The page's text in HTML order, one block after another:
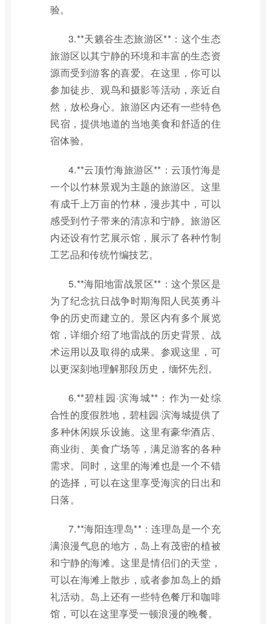
验。
3.**天籁谷生态旅游区**：这个生态
旅游区以其宁静的环境和丰富的生态资
源而受到游客的喜爱。在这里，你可以
参加徒步、观鸟和摄影等活动，亲近自
然，放松身心。旅游区内还有一些特色
民宿，提供地道的当地美食和舒适的住
宿体验。
4.**云顶竹海旅游区**：云顶竹海是
一个以竹林景观为主题的旅游区。这里
有成千上万亩的竹林，漫步其中，可以
感受到竹子带来的清凉和宁静。旅游区
内还设有竹艺展示馆，展示了各种竹制
工艺品和传统竹编技艺。
5.**海阳地雷战景区**：这个景区是
为了纪念抗日战争时期海阳人民英勇斗
争的历史而建立的。景区内有多个展览
馆，详细介绍了地雷战的历史背景、战
术运用以及取得的成果。参观这里，可
以更深刻地理解那段历史，缅怀先烈。
6.**碧桂园·滨海城**：作为一处综
合性的度假胜地，碧桂园·滨海城提供了
多种休闲娱乐设施。这里有豪华酒店、
商业街、美食广场等，满足游客的各种
需求。同时，这里的海滩也是一个不错
的选择，可以在这里享受海滨的日出和
日落。
7.**海阳连理岛**：连理岛是一个充
满浪漫气息的地方，岛上有茂密的植被
和宁静的海滩。这里是情侣们的天堂，
可以在海滩上散步，或者参加岛上的婚
礼活动。岛上还有一些特色餐厅和咖啡
馆，可以在这里享受一顿浪漫的晚餐。